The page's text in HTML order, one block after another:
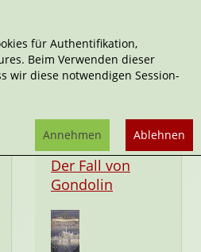
Hardcover
Der Fall von
Gondolin
für Authentifikation,
Beim Verwenden dieser
wir diese notwendigen Session-
Ablehnen
Annehmen